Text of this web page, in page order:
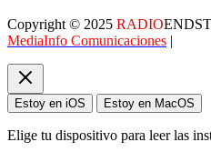
Copyright © 2025 RADIO
MediaInfo Comunicaciones |
Estoy en iOS Estoy en MacOS
Elige tu dispositivo para leer las